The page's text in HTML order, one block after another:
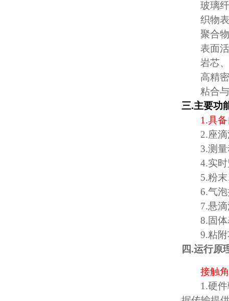
玻璃
织物
聚合
表面
岩芯
高精
粘合
三.主要功
1.具
2.座
3.测
4.实
5.粉
6.气
7.悬
8.固
9.粘
四.运行原
接触
1.硬